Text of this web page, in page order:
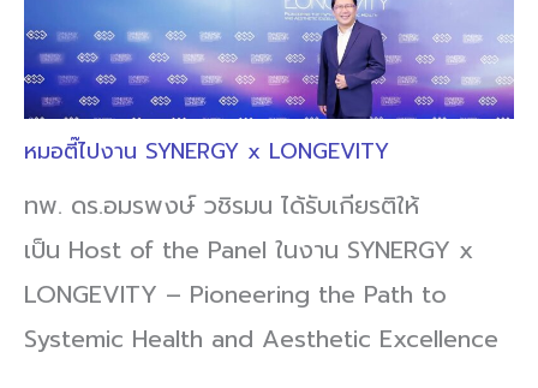
หมอตี๊ไปงาน SYNERGY x LONGEVITY
ทพ. ดร.อมรพงษ์ วชิรมน ได้รับเกียรติให้
เป็น Host of the Panel ในงาน SYNERGY x
LONGEVITY – Pioneering the Path to
Systemic Health and Aesthetic Excellence